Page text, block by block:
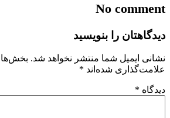
No comment
دیدگاهتان را بنویسید
نشانی ایمیل شما منتشر نخواهد شد.
علامت‌گذاری شده‌اند *
دیدگاه *